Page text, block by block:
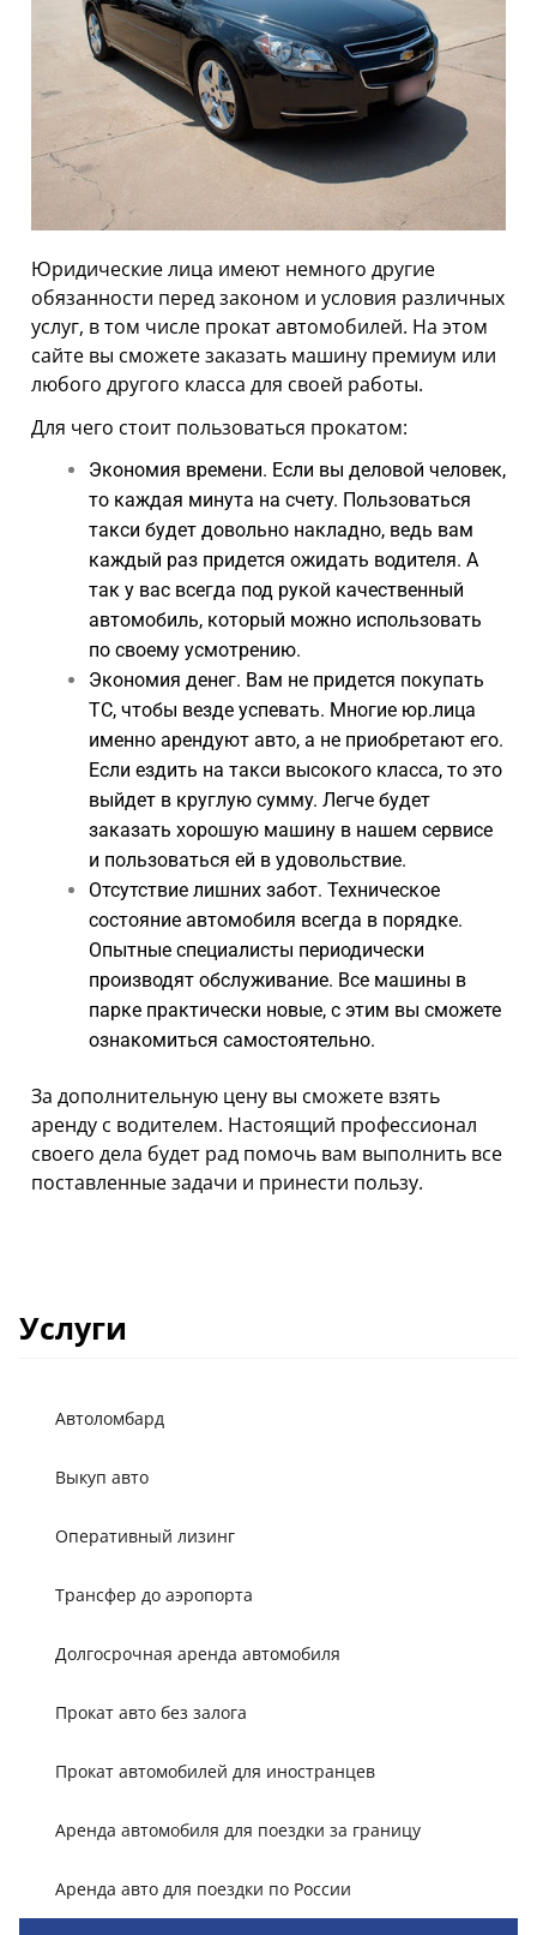
АРЕНДА АВТО С ВЫКУПОМ
ТЕХПОМОЩЬ
АРЕНДА АВТО С ВОДИТЕЛЕМ
АРЕНДА АВТОМОБИЛЕЙ НА СВАДЬБУ
ТАРИФЫ
О НАС
УСЛОВИЯ АРЕНДЫ
ОТЗЫВЫ
АКЦИИ
КОНТАКТЫ
Юридические лица имеют немного другие
обязанности перед законом и условия различных
услуг, в том числе прокат автомобилей. На этом
сайте вы сможете заказать машину премиум или
любого другого класса для своей работы.
Для чего стоит пользоваться прокатом:
Экономия времени. Если вы деловой человек,
то каждая минута на счету. Пользоваться
такси будет довольно накладно, ведь вам
каждый раз придется ожидать водителя. А
так у вас всегда под рукой качественный
автомобиль, который можно использовать
по своему усмотрению.
Экономия денег. Вам не придется покупать
ТС, чтобы везде успевать. Многие юр.лица
именно арендуют авто, а не приобретают его.
Если ездить на такси высокого класса, то это
выйдет в круглую сумму. Легче будет
заказать хорошую машину в нашем сервисе
и пользоваться ей в удовольствие.
Отсутствие лишних забот. Техническое
состояние автомобиля всегда в порядке.
Опытные специалисты периодически
производят обслуживание. Все машины в
парке практически новые, с этим вы сможете
ознакомиться самостоятельно.
За дополнительную цену вы сможете взять
аренду с водителем. Настоящий профессионал
своего дела будет рад помочь вам выполнить все
поставленные задачи и принести пользу.
Услуги
Автоломбард
Выкуп авто
Оперативный лизинг
Трансфер до аэропорта
Долгосрочная аренда автомобиля
Прокат авто без залога
Прокат автомобилей для иностранцев
Аренда автомобиля для поездки за границу
Аренда авто для поездки по России